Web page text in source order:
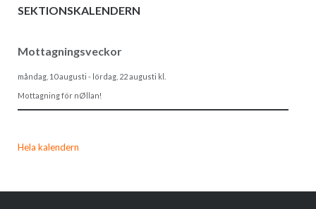
SEKTIONSKALENDERN
Mottagningsveckor
måndag, 10 augusti - lördag, 22 augusti kl.
Mottagning för nØllan!
Hela kalendern